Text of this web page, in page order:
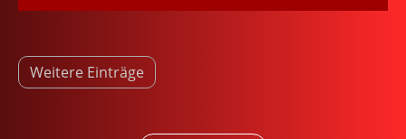
Weitere Einträge